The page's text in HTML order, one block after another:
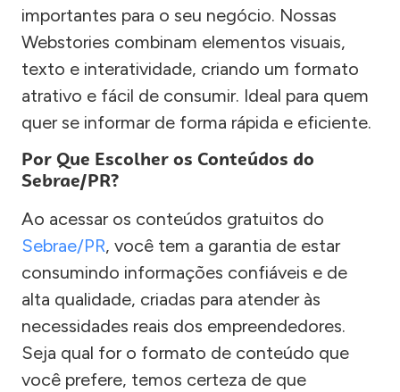
importantes para o seu negócio. Nossas
Webstories combinam elementos visuais,
texto e interatividade, criando um formato
atrativo e fácil de consumir. Ideal para quem
quer se informar de forma rápida e eficiente.
Por Que Escolher os Conteúdos do
Sebrae/PR?
Ao acessar os conteúdos gratuitos do
Sebrae/PR, você tem a garantia de estar
consumindo informações confiáveis e de
alta qualidade, criadas para atender às
necessidades reais dos empreendedores.
Seja qual for o formato de conteúdo que
você prefere, temos certeza de que